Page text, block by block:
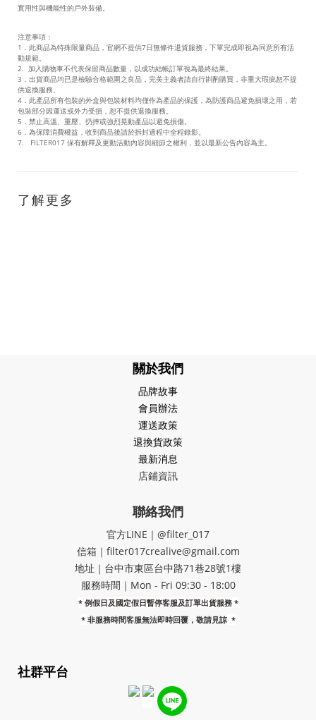
實用性與機能性的戶外裝備。
注意事項：
1．此商品為特殊限量商品，官網不提供7日無條件退貨服務，下單完成即視為同意所有活
動規範。
2. 加入購物車不代表保留商品數量，以成功結帳訂單視為最終結果。
3．出貨商品均已是檢驗合格範圍之良品，完美主義者請自行斟酌購買，非重大瑕疵恕不提
供退換服務。
4．此產品所有包裝的外盒與包裝材料均僅作為產品的保護，為防護商品避免損壞之用，若
包裝部分因運送或外力受損，恕不提供退換服務。
5．禁止高溫、重壓、扔摔或強烈晃動產品以避免損傷。
6．為保障消費權益，收到商品後請於拆封過程中全程錄影。
7. FILTER017 保有解釋及更動活動內容與細節之權利，並以最新公告內容為主。
了解更多
關於我們
品牌故事
會員辦法
運送政策
退換貨政策
最新消息
店鋪資訊
聯絡我們
官方LINE｜@filter_017
信箱｜filter017crealive@gmail.com
地址｜​台中市東區台中路71巷28號1樓
服務時間｜Mon - Fri 09:30 - 18:00
* 例假日及國定假日暫停客服及訂單出貨服務 *
* 非服務時間客服無法即時回覆，敬請見諒 *
社群平台